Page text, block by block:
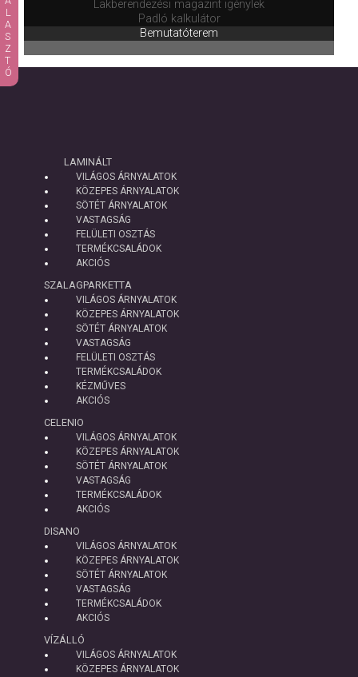
Lakberendezési magazint igénylek
Padló kalkulátor
Bemutatóterem
LAMINÁLT
VILÁGOS ÁRNYALATOK
KÖZEPES ÁRNYALATOK
SÖTÉT ÁRNYALATOK
VASTAGSÁG
FELÜLETI OSZTÁS
TERMÉKCSALÁDOK
AKCIÓS
SZALAGPARKETTA
VILÁGOS ÁRNYALATOK
KÖZEPES ÁRNYALATOK
SÖTÉT ÁRNYALATOK
VASTAGSÁG
FELÜLETI OSZTÁS
TERMÉKCSALÁDOK
KÉZMŰVES
AKCIÓS
CELENIO
VILÁGOS ÁRNYALATOK
KÖZEPES ÁRNYALATOK
SÖTÉT ÁRNYALATOK
VASTAGSÁG
TERMÉKCSALÁDOK
AKCIÓS
DISANO
VILÁGOS ÁRNYALATOK
KÖZEPES ÁRNYALATOK
SÖTÉT ÁRNYALATOK
VASTAGSÁG
TERMÉKCSALÁDOK
AKCIÓS
VÍZÁLLÓ
VILÁGOS ÁRNYALATOK
KÖZEPES ÁRNYALATOK